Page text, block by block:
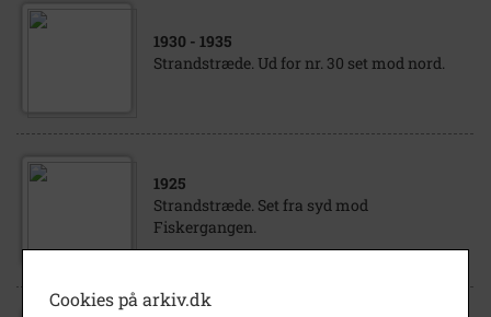
1930 - 1935
Strandstræde. Ud for nr. 30 set mod nord.
1925
Strandstræde. Set fra syd mod
Fiskergangen.
Cookies på arkiv.dk